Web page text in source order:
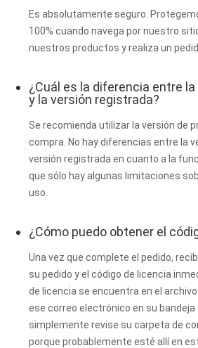
Es absolutamente seguro.
100% cuando navega por nuestro
nuestros productos y realiza un
¿Cuál es la diferencia entre
y la versión registrada?
Se recomienda utilizar la versión de
compra. No hay diferencias entre la
versión registrada en cuanto a la
que sólo hay algunas limitaciones
uso.
¿Cómo puedo obtener el
Una vez que complete el pedido,
su pedido y el código de licencia
de licencia se encuentra en el
ese correo electrónico en su bandeja
simplemente revise su carpeta de
porque probablemente esté allí en